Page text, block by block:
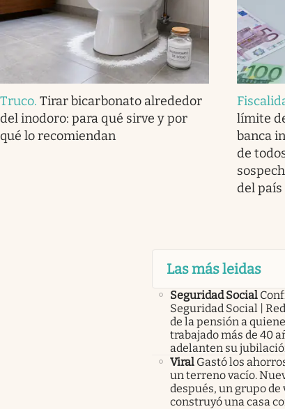
Truco.Tirar bicarbonato alrededor
del inodoro: para qué sirve y por
qué lo recomiendan
límite
banca
de
del país
Las más leidas
Seguridad Social
Seguridad Social |
de la pensión a
trabajado más de 40
adelanten su
Viral Gastó los
un terreno vacío.
después, un grupo
construyó una casa